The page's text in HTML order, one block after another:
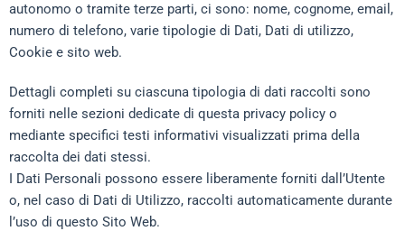
autonomo o tramite terze parti, ci sono: nome, cognome, email,
numero di telefono, varie tipologie di Dati, Dati di utilizzo,
Cookie e sito web.
Dettagli completi su ciascuna tipologia di dati raccolti sono
forniti nelle sezioni dedicate di questa privacy policy o
mediante specifici testi informativi visualizzati prima della
raccolta dei dati stessi.
I Dati Personali possono essere liberamente forniti dall’Utente
o, nel caso di Dati di Utilizzo, raccolti automaticamente durante
l’uso di questo Sito Web.